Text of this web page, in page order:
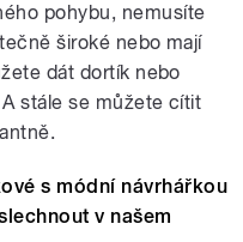
pohybu, nemusíte
široké nebo mají
dát dortík nebo
stále se můžete cítit
s módní návrhářkou
v našem